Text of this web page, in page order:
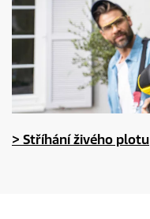
> Stříhání živého plotu